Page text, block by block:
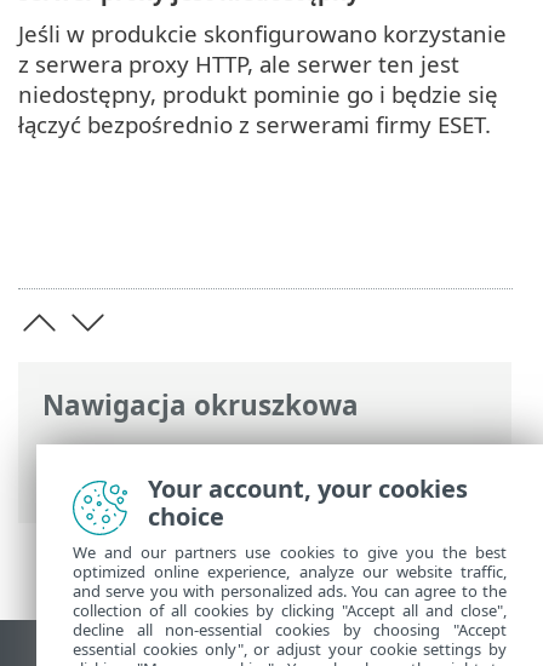
Nawigacja okruszkowa
Pomoc online ESET>ESET Mail Security>
Ustawienia zaawansowane> Łączność
Jeśli w produkcie skonfigurowano korzystanie
z serwera proxy HTTP, ale serwer ten jest
niedostępny, produkt pominie go i będzie się
łączyć bezpośrednio z serwerami firmy ESET.
Your account, your cookies
choice
We and our partners use cookies to give you the best
optimized online experience, analyze our website traffic,
and serve you with personalized ads. You can agree to the
collection of all cookies by clicking "Accept all and close",
decline all non-essential cookies by choosing "Accept
essential cookies only", or adjust your cookie settings by